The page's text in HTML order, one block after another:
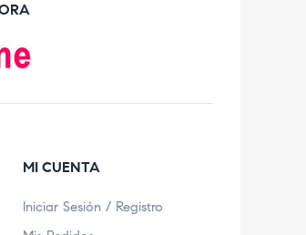
MI CUENTA
Iniciar Sesión / Registro